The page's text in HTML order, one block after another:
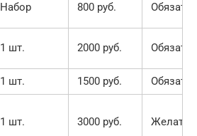
Набор 800 руб.
1 шт. 2000 руб.
1 шт. 1500 руб.
1 шт. 3000 руб.